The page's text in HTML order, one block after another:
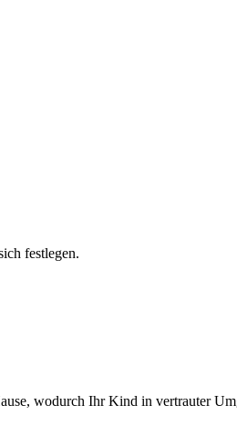
festlegen.
wodurch Ihr Kind in vertrauter